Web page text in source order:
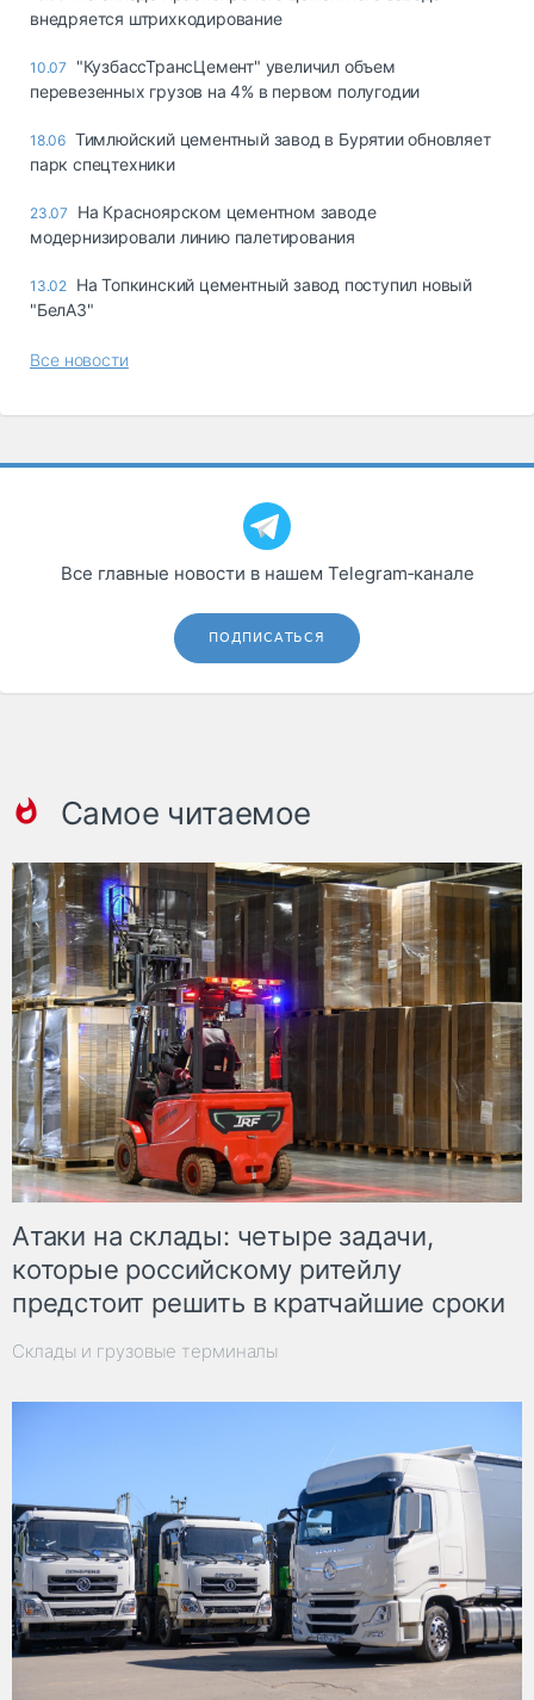
Топливо, масла и
внедряется штрихкодирование
10.07
"КузбассТрансЦемент" увеличил объем
перевезенных грузов на 4% в первом полугодии
18.06 Тимлюйский цементный завод в Бурятии обновляет
парк спецтехники
23.07
На Красноярском цементном заводе
модернизировали линию палетирования
13.02 На Топкинский цементный завод поступил новый
"БелАЗ"
Все новости
Все главные новости в нашем Telegram‑канале
ПОДПИСАТЬСЯ
Самое читаемое
Атаки на склады: четыре задачи,
которые российскому ритейлу
предстоит решить в кратчайшие сроки
Склады и грузовые терминалы